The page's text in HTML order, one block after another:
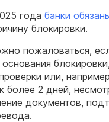
года банки
блокировки.
пожаловаться,
или,
более 2 дней,
документов,